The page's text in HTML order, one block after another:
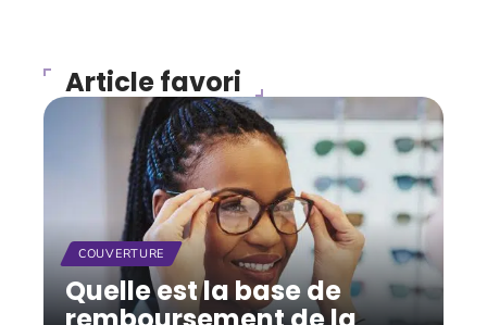
Article favori
COUVERTURE
Quelle est la base de